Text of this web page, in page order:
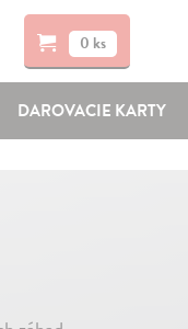
0 ks
DAROVACIE KARTY